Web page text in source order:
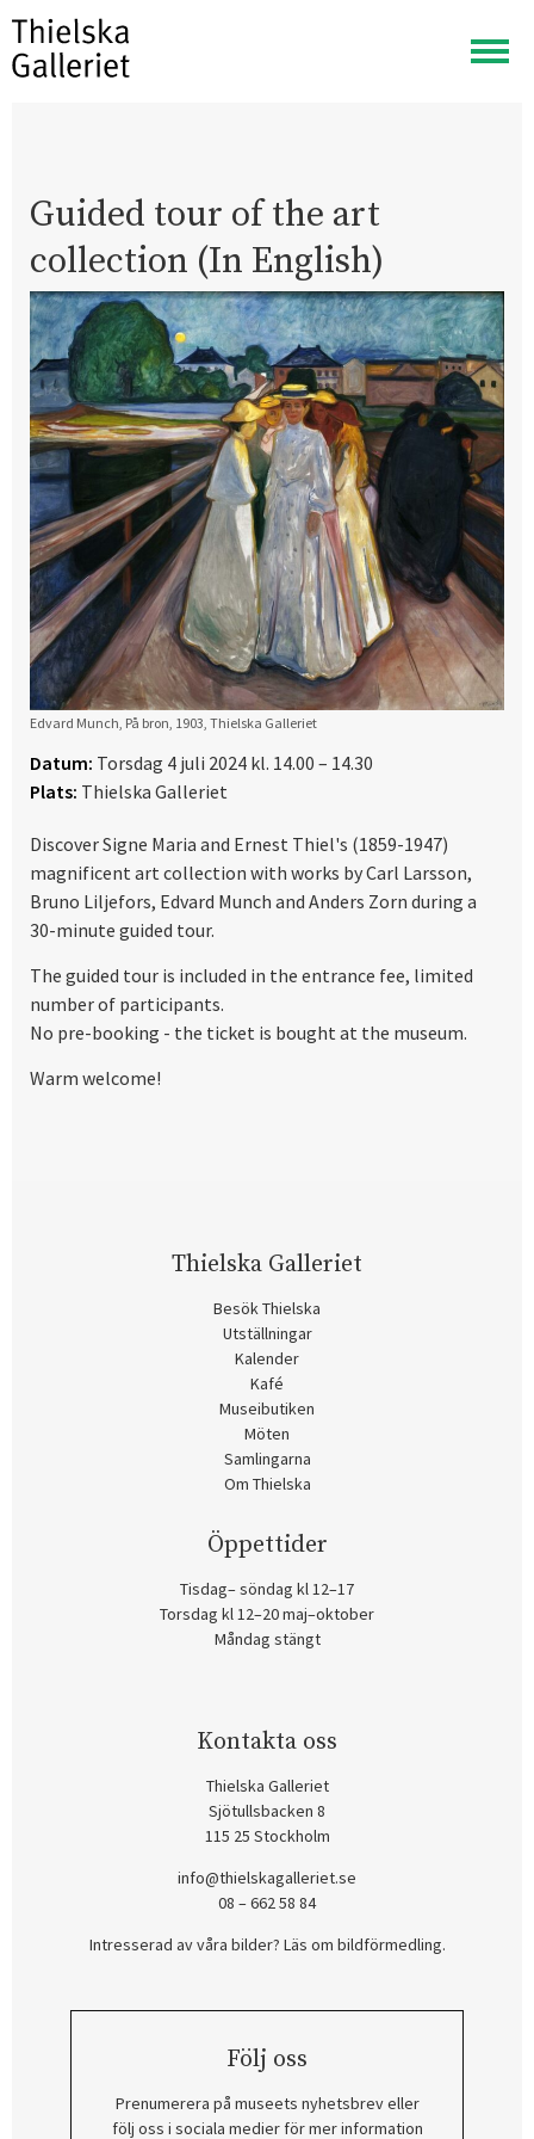
Visa
meny
Guided tour of the art
collection (In English)
Edvard Munch, På bron, 1903, Thielska Galleriet
Datum: Torsdag 4 juli 2024 kl. 14.00 – 14.30
Plats: Thielska Galleriet
Discover Signe Maria and Ernest Thiel's (1859-1947)
magnificent art collection with works by Carl Larsson,
Bruno Liljefors, Edvard Munch and Anders Zorn during a
30-minute guided tour.
The guided tour is included in the entrance fee, limited
number of participants.
No pre-booking - the ticket is bought at the museum.
Warm welcome!
Thielska Galleriet
Besök Thielska
Utställningar
Kalender
Kafé
Museibutiken
Möten
Samlingarna
Om Thielska
Öppettider
Tisdag– söndag kl 12–17
Torsdag kl 12–20 maj–oktober
Måndag stängt
Kontakta oss
Thielska Galleriet
Sjötullsbacken 8
115 25 Stockholm
info@thielskagalleriet.se
08 – 662 58 84
Intresserad av våra bilder? Läs om bildförmedling.
Följ oss
Prenumerera på museets nyhetsbrev eller
följ oss i sociala medier för mer information